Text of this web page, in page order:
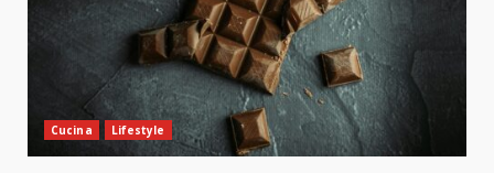
Cucina Lifestyle